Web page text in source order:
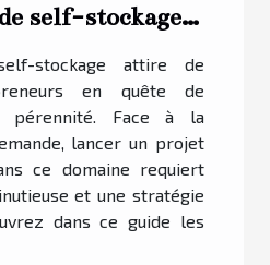
self-stockage
stockage attire de
en quête de
Face à la
lancer un projet
ce domaine requiert
et une stratégie
dans ce guide les